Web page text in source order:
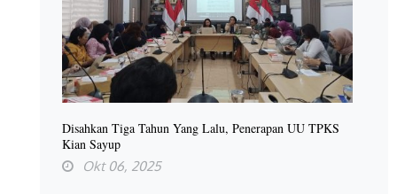
Disahkan Tiga Tahun Yang Lalu, Penerapan UU TPKS
Kian Sayup
Okt 06, 2025